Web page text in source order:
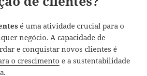
é uma atividade crucial para o
negócio. A capacidade de
econquistar novos clientes é
o crescimento e a sustentabilidade